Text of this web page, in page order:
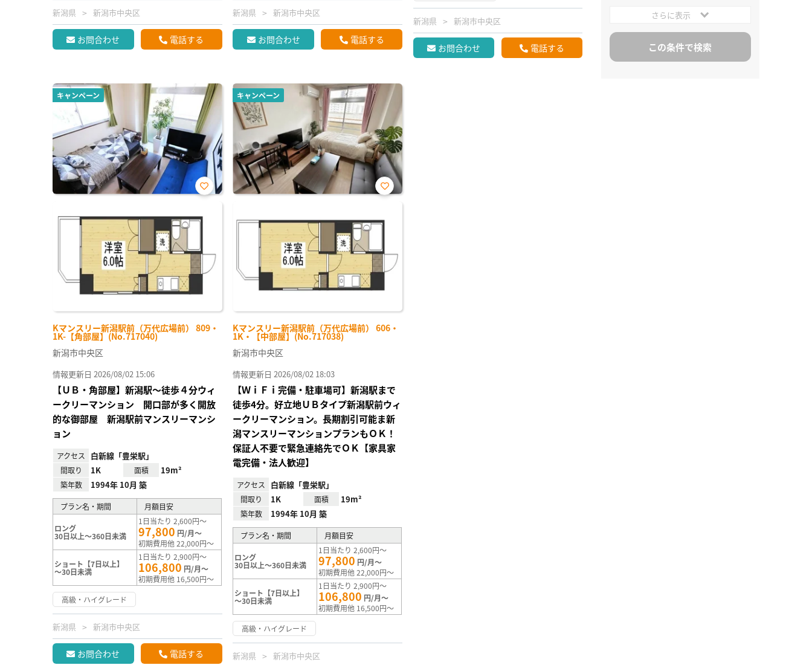
新潟県 新潟市中央区
お問合わせ 電話する
新潟県 新潟市中央区
お問合わせ 電話する
新潟県 新潟市中央区
お問合わせ 電話する
キャンペーン
Kマンスリー新潟駅前（万代広場前） 809・
1K-【角部屋】(No.717040)
お気
り登
録
新潟市中央区
情報更新日 2026/08/02 15:06
【ＵＢ・角部屋】新潟駅～徒歩４分ウィ
ークリーマンション 開口部が多く開放
的な御部屋 新潟駅前マンスリーマンシ
ョン
アクセス 白新線「豊栄駅」
間取り 1K 面積 19m²
築年数 1994年 10月 築
プラン名・期間 月額目安
ロング
30日以上～360日未満
1日当たり 2,600円～
97,800 円/月～
初期費用他 22,000円～
ショート【7日以上】
～30日未満
1日当たり 2,900円～
106,800 円/月～
初期費用他 16,500円～
高級・ハイグレード
新潟県 新潟市中央区
お問合わせ 電話する
キャンペーン
Kマンスリー新潟駅前（万代広場前） 606・
1K・【中部屋】(No.717038)
お気
り登
録
新潟市中央区
情報更新日 2026/08/02 18:03
【ＷｉＦｉ完備・駐車場可】新潟駅まで
徒歩4分。好立地ＵＢタイプ新潟駅前ウィ
ークリーマンション。長期割引可能ま新
潟マンスリーマンションプランもＯＫ！
保証人不要で緊急連絡先でＯＫ【家具家
電完備・法人歓迎】
アクセス 白新線「豊栄駅」
間取り 1K 面積 19m²
築年数 1994年 10月 築
プラン名・期間 月額目安
ロング
30日以上～360日未満
1日当たり 2,600円～
97,800 円/月～
初期費用他 22,000円～
ショート【7日以上】
～30日未満
1日当たり 2,900円～
106,800 円/月～
初期費用他 16,500円～
高級・ハイグレード
新潟県 新潟市中央区
さらに表示